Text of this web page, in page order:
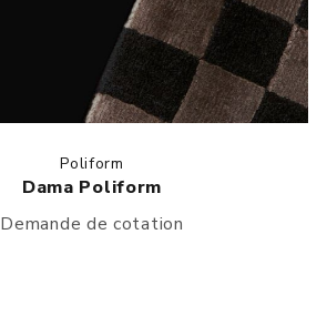
Poliform
Dama Poliform
Demande de cotation